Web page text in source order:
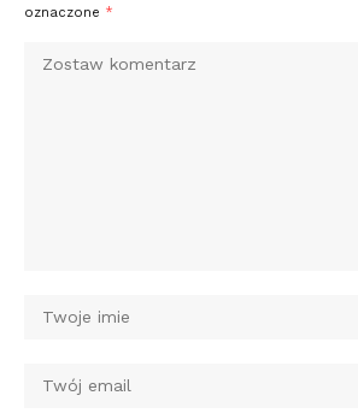
oznaczone *